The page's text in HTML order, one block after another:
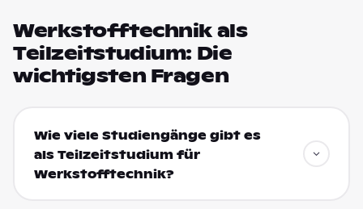
Werkstofftechnik als
Teilzeitstudium: Die
wichtigsten Fragen
Wie viele Studiengänge gibt es
als Teilzeitstudium für
Werkstofftechnik?